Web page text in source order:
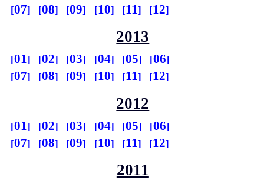
07
08 09 10 11 12
2013
01 02 03 04 05
06
07
08 09 10 11 12
2012
01 02 03 04 05
06
07
08 09 10 11 12
2011